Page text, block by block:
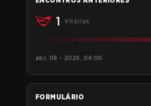
1 Vitórias
abr. 08 - 2026, 04:00
FORMULÁRIO